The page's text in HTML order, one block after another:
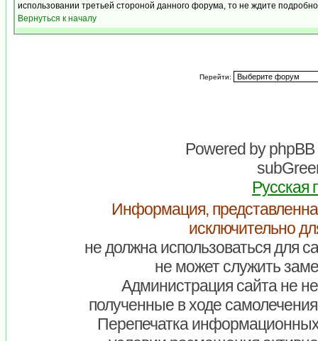
использовании третьей стороной данного форума, то не ждите
Вернуться к началу
Перейти:
Powered byphpBB
Русская
Информация,
исключительно
не должна использоваться для
не может служить
Администрация сайта не
полученные в ходе
Перепечатка